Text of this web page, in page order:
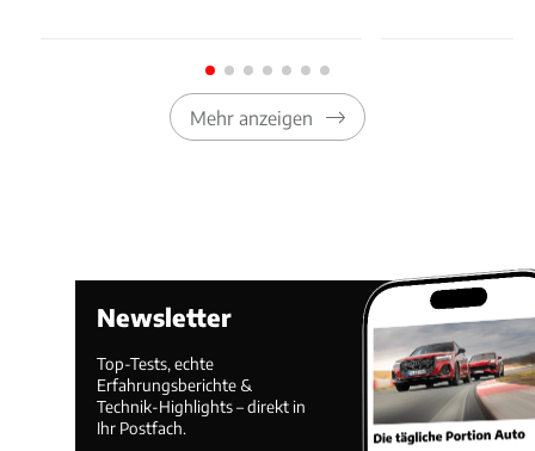
Mehr anzeigen
Newsletter
Top-Tests, echte
Erfahrungsberichte &
Technik-Highlights – direkt in
Ihr Postfach.